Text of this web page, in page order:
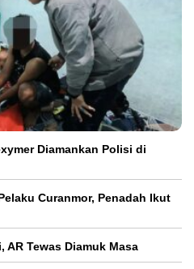
Diamankan Polisi di
Curanmor, Penadah Ikut
AR Tewas Diamuk Masa